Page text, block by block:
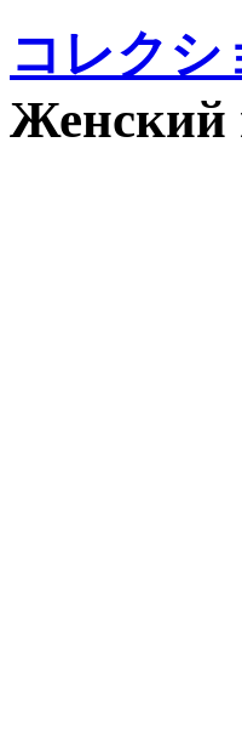
コレクシ
Женский